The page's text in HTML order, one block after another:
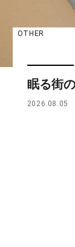
OTHER
眠る街
2026.08.05